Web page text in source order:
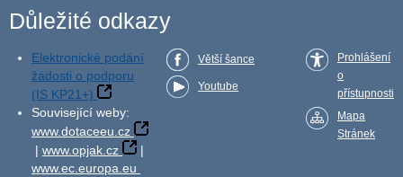
Důležité odkazy
Elektronické podání
žádosti o podporu
(IS KP21+)
Související weby:
www.dotaceeu.cz
| www.opjak.cz
|
www.ec.europa.eu
Větší šance
Youtube
Prohlášení
o
přístupnosti
Mapa
Stránek